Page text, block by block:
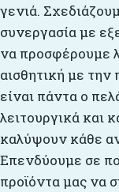
γενιά.
συνεργασία με
να προσφέρουμε
αισθητική με
είναι πάντα ο
λειτουργικά και
καλύψουν κάθε
Επενδύουμε σε
προϊόντα μας να